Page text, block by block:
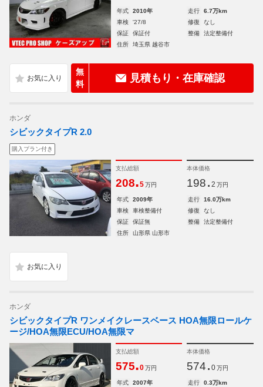
年式 2010年 走行
6.7万km
車検
'27/8 修復
なし
保証
保証付 整備
法定整備付
住所
埼玉県 越谷市
無
料
見積もり・在庫確認
ホンダ
シビックタイプR 2.0
購入プラン付き
支払総額
208.5 万円
本体価格
198. 2 万円
年式 2009年 走行
16.0万km
車検
車検整備付 修復
なし
保証
保証無 整備
法定整備付
住所
山形県 山形市
ホンダ
シビックタイプR ワンメイクレースベース HOA無限ロールケ
ージ/HOA無限ECU/HOA無限マ
支払総額
575.0 万円
本体価格
574. 0 万円
年式 2007年 走行
0.3万km